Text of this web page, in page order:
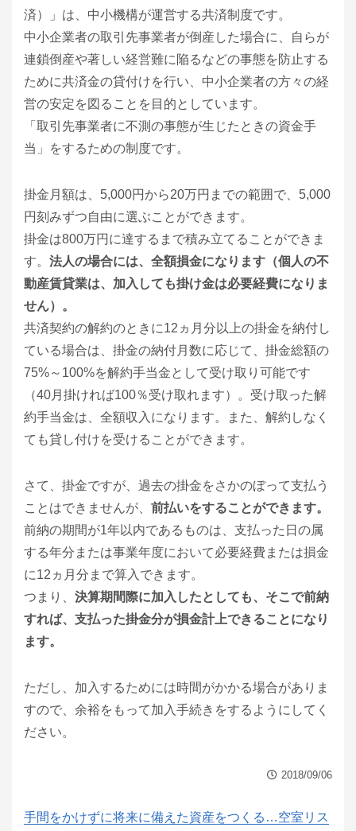
済）」は、中小機構が運営する共済制度です。
中小企業者の取引先事業者が倒産した場合に、自らが
連鎖倒産や著しい経営難に陥るなどの事態を防止する
ために共済金の貸付けを行い、中小企業者の方々の経
営の安定を図ることを目的としています。
「取引先事業者に不測の事態が生じたときの資金手
当」をするための制度です。
掛金月額は、5,000円から20万円までの範囲で、5,000
円刻みずつ自由に選ぶことができます。
掛金は800万円に達するまで積み立てることができま
す。 法人の場合には、全額損金になります（個人の不
動産賃貸業は、加入しても掛け金は必要経費になりま
せん）。
共済契約の解約のときに12ヵ月分以上の掛金を納付し
ている場合は、掛金の納付月数に応じて、掛金総額の
75%～100%を解約手当金として受け取り可能です
（40月掛ければ100％受け取れます）。受け取った解
約手当金は、全額収入になります。また、解約しなく
ても貸し付けを受けることができます。
さて、掛金ですが、過去の掛金をさかのぼって支払う
ことはできませんが、 前払いをすることができます。
前納の期間が1年以内であるものは、支払った日の属
する年分または事業年度において必要経費または損金
に12ヵ月分まで算入できます。
つまり、 決算期間際に加入したとしても、そこで前納
すれば、支払った掛金分が損金計上できることになり
ます。
ただし、加入するためには時間がかかる場合がありま
すので、余裕をもって加入手続きをするようにしてく
ださい。
2018/09/06
手間をかけずに将来に備えた資産をつくる…空室リス